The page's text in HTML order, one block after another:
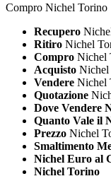
Compro Nichel Torino
Recupero
Ritiro Nichel
Compro Nichel
Acquisto Nichel
Vendere Nichel
Quotazione
Dove Vendere
Quanto Vale il
Prezzo Nichel
Smaltimento
Nichel Euro al
Nichel Torino